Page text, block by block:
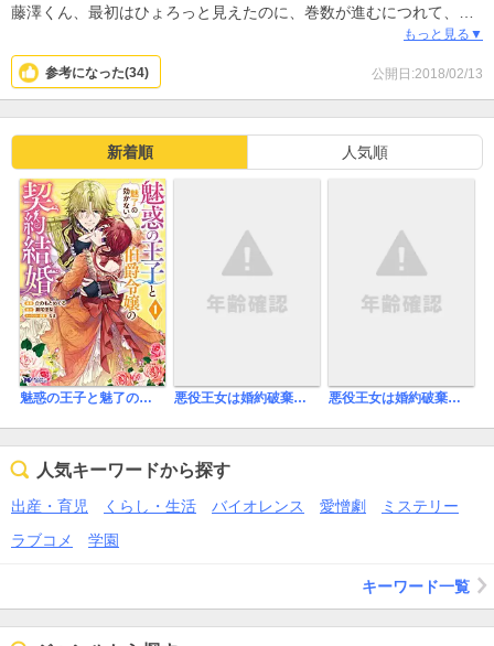
藤澤くん、最初はひょろっと見えたのに、巻数が進むにつれて、な
早く続きが読みたい…w
もっと見る▼
公開日:2018/02/13
参考になった(34)
新着順 人気順
魅惑の王子と魅了の効かない伯爵令嬢の契約結婚(コミック) 悪役王女は婚約破棄されたけど隣国の公爵に溺愛されました【分冊版】 悪役王女は婚約破棄されたけど隣国の公爵に溺愛されました
人気キーワードから探す
出産・育児 くらし・生活 バイオレンス 愛憎劇
ミステリー
ラブコメ
学園
キーワード一覧